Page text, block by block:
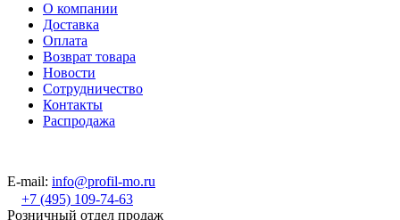
О компании
Доставка
Оплата
Возврат товара
Новости
Сотрудничество
Контакты
Распродажа
E-mail: info@profil-mo.ru
+7 (495) 109-74-63
Розничный отдел продаж